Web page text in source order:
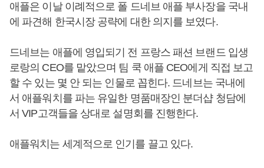
애플은 이날 이례적으로 폴 드네브 애플 부사장을 국내
에 파견해 한국시장 공략에 대한 의지를 보였다.
드네브는 애플에 영입되기 전 프랑스 패션 브랜드 입생
로랑의 CEO를 맡았으며 팀 쿡 애플 CEO에게 직접 보고
할 수 있는 몇 안 되는 인물로 꼽힌다. 드네브는 국내에
서 애플워치를 파는 유일한 명품매장인 분더샵 청담에
서 VIP고객들을 상대로 설명회를 진행한다.
애플워치는 세계적으로 인기를 끌고 있다.